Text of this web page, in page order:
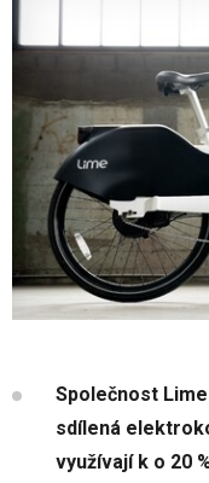
Společnost
sdílená
využívají k o 20